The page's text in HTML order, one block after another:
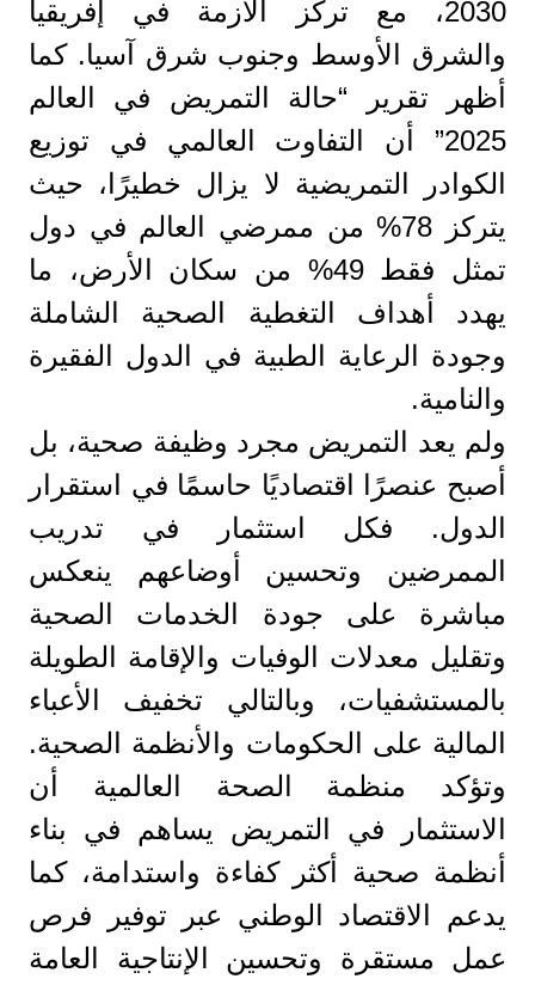
2030، مع تركز الأزمة في إفريقيا
والشرق الأوسط وجنوب شرق آسيا. كما
أظهر تقرير “حالة التمريض في العالم
2025” أن التفاوت العالمي في توزيع
الكوادر التمريضية لا يزال خطيرًا، حيث
يتركز 78% من ممرضي العالم في دول
تمثل فقط 49% من سكان الأرض، ما
يهدد أهداف التغطية الصحية الشاملة
وجودة الرعاية الطبية في الدول الفقيرة
والنامية.
ولم يعد التمريض مجرد وظيفة صحية، بل
أصبح عنصرًا اقتصاديًا حاسمًا في استقرار
الدول. فكل استثمار في تدريب
الممرضين وتحسين أوضاعهم ينعكس
مباشرة على جودة الخدمات الصحية
وتقليل معدلات الوفيات والإقامة الطويلة
بالمستشفيات، وبالتالي تخفيف الأعباء
المالية على الحكومات والأنظمة الصحية.
وتؤكد منظمة الصحة العالمية أن
الاستثمار في التمريض يساهم في بناء
أنظمة صحية أكثر كفاءة واستدامة، كما
يدعم الاقتصاد الوطني عبر توفير فرص
عمل مستقرة وتحسين الإنتاجية العامة